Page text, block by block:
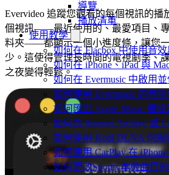
導覽
播放清單
使用教學
如何在 Flacbox 中使用音
如何在 iPhone、iPad 與
如何在 Evermusic 中啟用
如何使用 Evermusic 的音
如何匯出 Apple Music 播
如何為 Internet Archive 或
如何使用 Kodi DLNA 伺服
如何使用 CarPlay 在
如何更改Spotify本機曲目
Evervideo 追蹤您觀看的每個視訊的
個視訊——最近使用的、最愛項目、
料夾——都顯示一個小進度條，讓您
少。這使得管理長時間的電視劇季、
之夜變得輕鬆。